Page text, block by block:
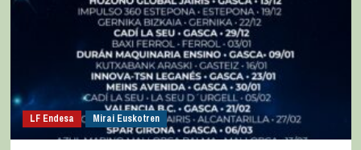
LF Endesa Mirai Euskotren